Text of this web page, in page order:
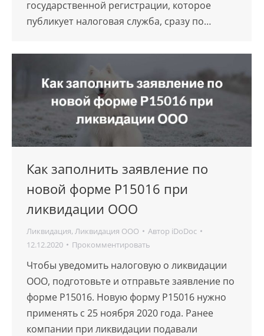
государственной регистрации, которое
публикует налоговая служба, сразу по…
Как заполнить заявление по
новой форме Р15016 при
ликвидации ООО
Ликвидация, Ликвидация ООО Автор iDoDoc
12.12.2020
Прокомментировать
Чтобы уведомить налоговую о ликвидации
ООО, подготовьте и отправьте заявление по
форме Р15016. Новую форму Р15016 нужно
применять с 25 ноября 2020 года. Ранее
компании при ликвидации подавали